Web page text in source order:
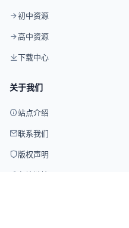
初中资源
高中资源
下载中心
关于我们
站点介绍
联系我们
版权声明
友情链接